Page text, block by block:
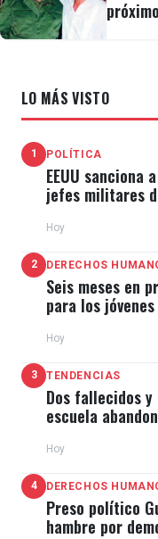
LO MÁS VISTO
1 POLÍTICA
EEUU sanciona
jefes militares
Hoy
2 DERECHOS
Seis meses en
para los
Hoy
3 TENDENCIAS
Dos fallecidos
escuela
Hoy
4 DERECHOS
Preso político
hambre por